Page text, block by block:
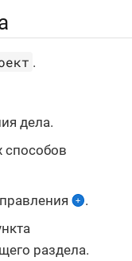
.
дела.
способов
.
раздела.